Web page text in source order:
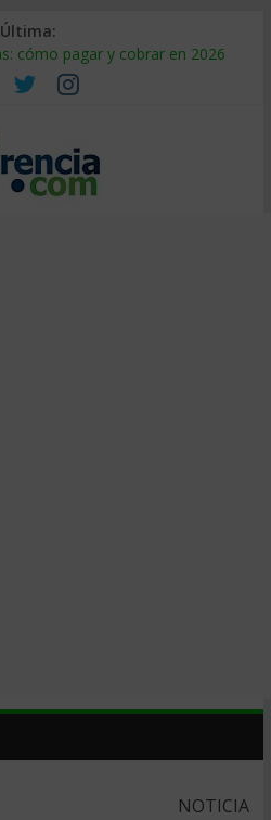
Última:
cómo pagar y cobrar en 2026
y por qué sale tan caro
cómo auditarla a tiempo
de suministro: qué hacer
cómo segmentarlo y venderle
NOTICIA